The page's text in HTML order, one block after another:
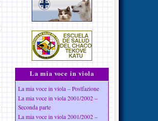
La mia voce in viola
La mia voce in viola – Postfazione
La mia voce in viola 2001/2002 –
Seconda parte
La mia voce in viola 2001/2002 –